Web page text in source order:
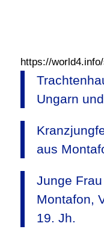
https://
Ungarn
aus
Junge
Montafon,
19. Jh.